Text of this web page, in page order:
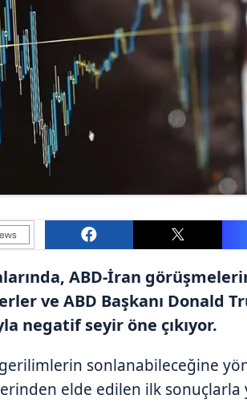
ABD-İran
ve ABD Başkanı Donald
negatif seyir öne çıkıyor.
sonlanabileceğine
elde edilen ilk